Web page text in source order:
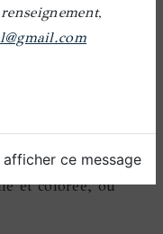
afficher ce message
votre
décoration et
et colorée, ou